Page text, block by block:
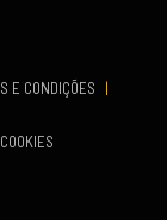
E CONDIÇÕES
|